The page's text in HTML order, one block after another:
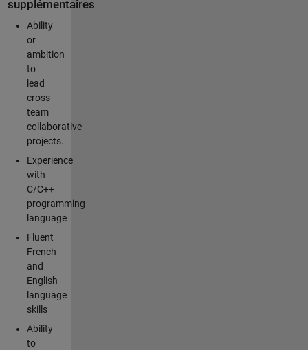
supplémentaires
Ability
or
ambition
to
lead
cross-
team
collaborative
projects.
Experience
with
C/C++
programming
language
Fluent
French
and
English
language
skills
Ability
to